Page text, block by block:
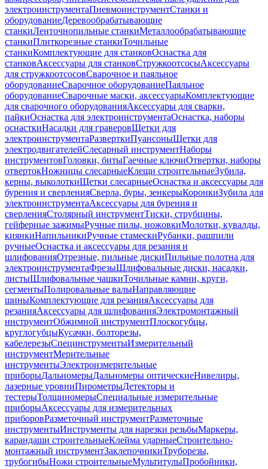
электроинструментаПневмоинструментСтанки и
оборудованиеДеревообрабатывающие
станкиЛенточнопильные станкиМеталлообрабатывающие
станкиПлиткорезные станкиТочильные
станкиКомплектующие для станковОснастка для
станковАксессуары для станковСтружкоотсосыАксессуары
для стружкоотсосовСварочное и паяльное
оборудованиеСварочное оборудованиеПаяльное
оборудованиеСварочные маски, аксессуарыКомплектующие
для сварочного оборудованияАксессуары для сварки,
пайкиОснастка для электроинструментаОснастка, наборы
оснасткиНасадки для граверовЩетки для
электроинструментаРазверткиПуансоныЩетки для
электродвигателейСлесарный инструментНаборы
инструментовГоловки, битыГаечные ключиОтвертки, наборы
отвертокНожницы слесарныеКлещи строительныеЗубила,
керны, выколоткиЩетки слесарныеОснастка и аксессуары для
бурения и сверленияСверла, буры, зенкерыКоронкиЗубила для
электроинструментаАксессуары для бурения и
сверленияСтолярный инструментТиски, струбцины,
гейферные зажимыРучные пилы, ножовкиМолотки, кувалды,
киянкиНапильникиРучные стамескиРубанки, рашпили
ручныеОснастка и аксессуары для резания и
шлифованияОтрезные, пильные дискиПильные полотна для
электроинструментаФрезыШлифовальные диски, насадки,
листыШлифовальные чашкиТочильные камни, круги,
сегментыПолировальные валыНаправляющие
шиныКомплектующие для резанияАксессуары для
резанияАксессуары для шлифованияЭлектромонтажный
инструментОбжимной инструментПлоскогубцы,
круглогубцыКусачки, болторезы,
кабелерезыСпецинструментыИзмерительный
инструментМерительные
инструментыЭлектроизмерительные
приборыДальномерыДальномеры оптическиеНивелиры,
лазерные уровниПирометрыДетекторы и
тестерыТолщиномерыСпециальные измерительные
приборыАксессуары для измерительных
приборовРазметочный инструментРазметочные
инструментыИнструменты для нарезки резьбыМаркеры,
карандаши строительныеКлейма ударныеСтроительно-
монтажный инструментЗаклепочникиТруборезы,
трубогибыНожи строительныеМультитулыПробойники,